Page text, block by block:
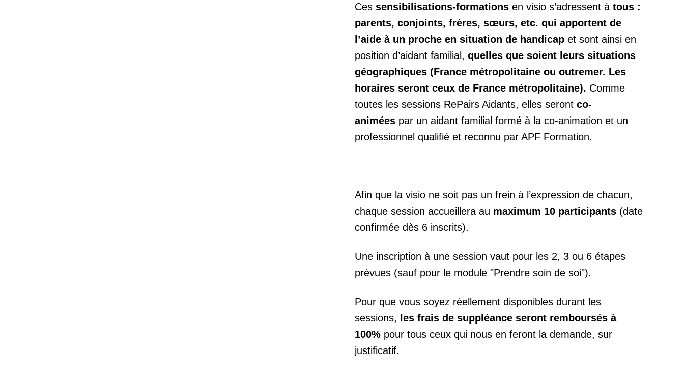
Ces sensibilisations-formations en visio s’adressent à tous :
parents, conjoints, frères, sœurs, etc. qui apportent de
l’aide à un proche en situation de handicap et sont ainsi en
position d’aidant familial, quelles que soient leurs situations
géographiques (France métropolitaine ou outremer. Les
horaires seront ceux de France métropolitaine). Comme
toutes les sessions RePairs Aidants, elles seront co-
animées par un aidant familial formé à la co-animation et un
professionnel qualifié et reconnu par APF Formation.
Afin que la visio ne soit pas un frein à l’expression de chacun,
chaque session accueillera au maximum 10 participants (date
confirmée dès 6 inscrits).
Une inscription à une session vaut pour les 2, 3 ou 6 étapes
prévues (sauf pour le module "Prendre soin de soi").
Pour que vous soyez réellement disponibles durant les
sessions, les frais de suppléance seront remboursés à
100% pour tous ceux qui nous en feront la demande, sur
justificatif.